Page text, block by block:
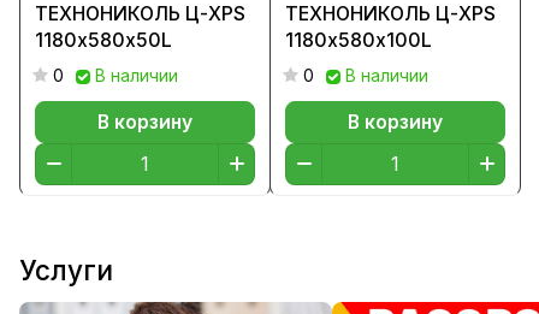
ТЕХНОНИКОЛЬ Ц-XPS
1180х580х50L
0 В наличии
В корзину
ТЕХНОНИКОЛЬ Ц-XPS
1180х580х100L
0 В наличии
В корзину
Услуги